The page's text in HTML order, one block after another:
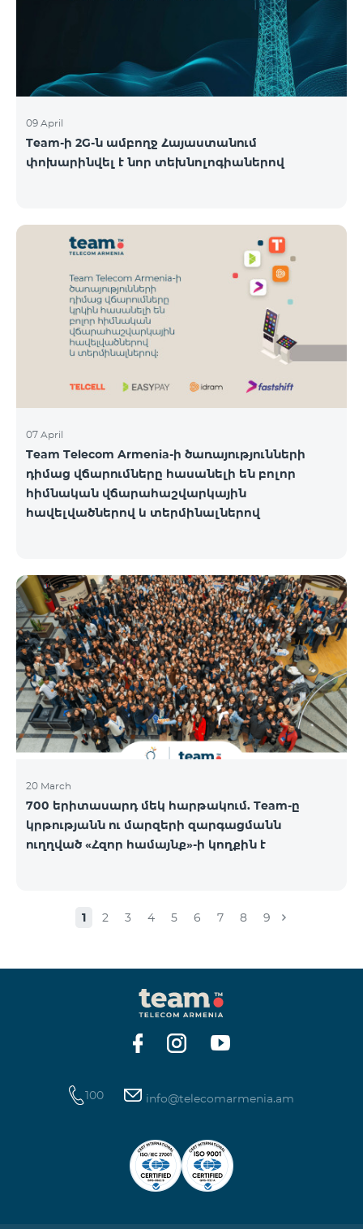
09 April
Team-ի 2G-ն ամբողջ Հայաստանում
փոխարինվել է նոր տեխնոլոգիաներով
07 April
Team Telecom Armenia-ի ծառայությունների
դիմաց վճարումները հասանելի են բոլոր
հիմնական վճարահաշվարկային
հավելվածներով և տերմինալներով
20 March
700 երիտասարդ մեկ հարթակում. Team-ը
կրթությանն ու մարզերի զարգացմանն
ուղղված «Հզոր համայնք»-ի կողքին է
1 2 3 4 5 6 7 8 9
100 info@telecomarmenia.am